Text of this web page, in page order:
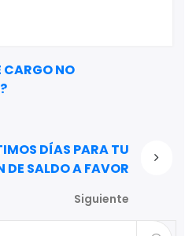
CARGO NO
DÍAS PARA TU
DE SALDO A FAVOR
Siguiente